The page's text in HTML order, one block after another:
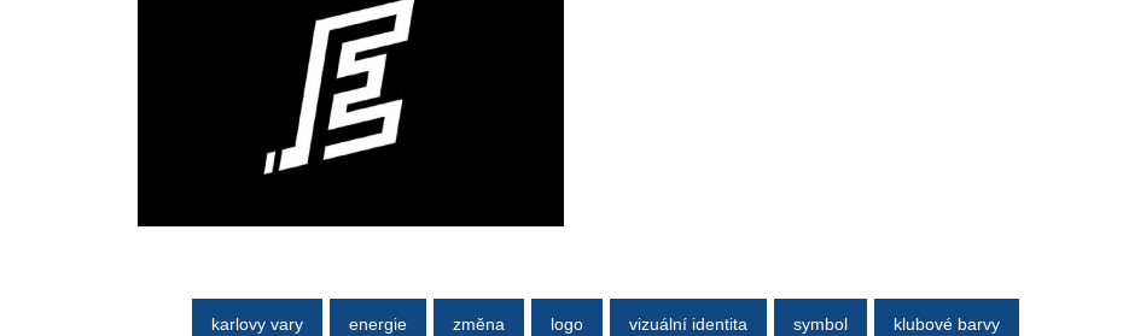
karlovy vary energie změna logo vizuální identita symbol klubové barvy